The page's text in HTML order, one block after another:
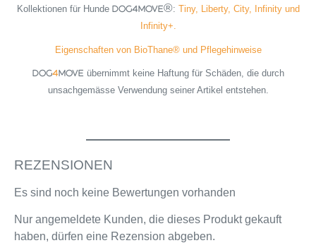
Kollektionen für Hunde DOG4MOVE®: Tiny, Liberty, City, Infinity und
Infinity+.
Eigenschaften von BioThane® und Pflegehinweise
DOG4MOVE übernimmt keine Haftung für Schäden, die durch
unsachgemässe Verwendung seiner Artikel entstehen.
REZENSIONEN
Es sind noch keine Bewertungen vorhanden
Nur angemeldete Kunden, die dieses Produkt gekauft
haben, dürfen eine Rezension abgeben.